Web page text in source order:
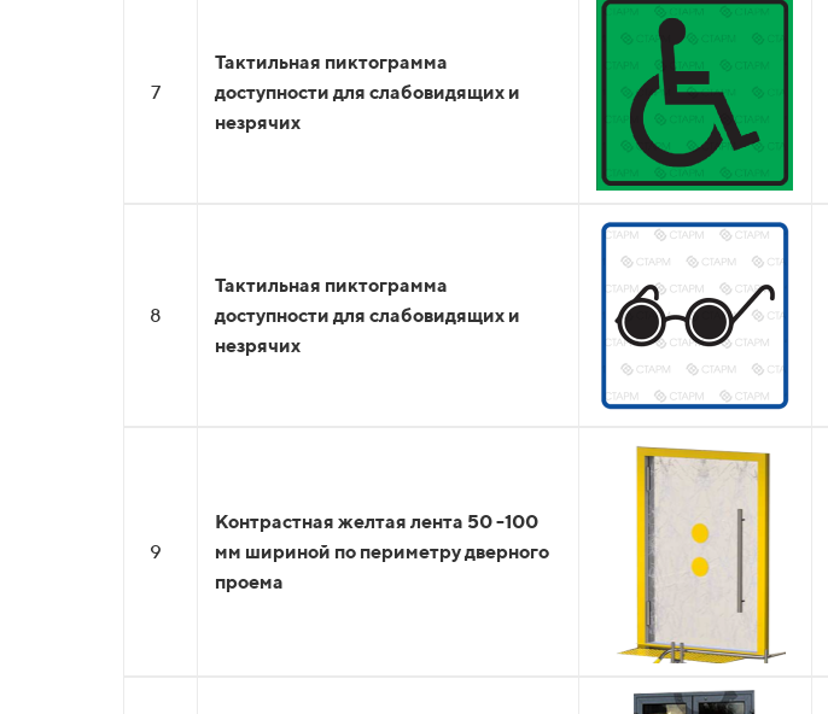
7
Тактильная пиктограмма
доступности для слабовидящих и
незрячих
8
Тактильная пиктограмма
доступности для слабовидящих и
незрячих
9
Контрастная желтая лента 50 -100
мм шириной по периметру дверного
проема